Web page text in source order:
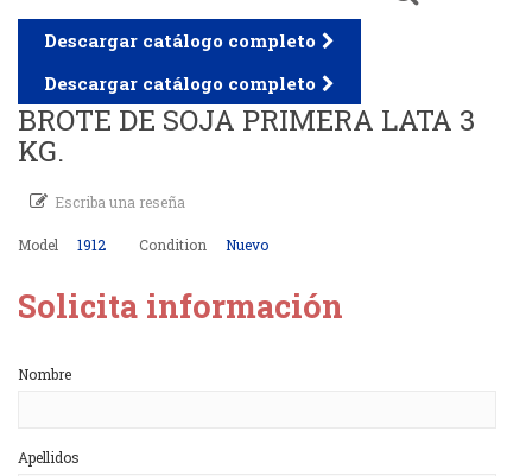
Descargar catálogo completo
Descargar catálogo completo
BROTE DE SOJA PRIMERA LATA 3
KG.
Escriba una reseña
Model 1912 Condition Nuevo
Solicita información
Nombre
Apellidos